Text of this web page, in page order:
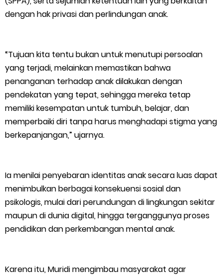
dengan hak privasi dan perlindungan anak.
“Tujuan kita tentu bukan untuk menutupi persoalan
yang terjadi, melainkan memastikan bahwa
penanganan terhadap anak dilakukan dengan
pendekatan yang tepat, sehingga mereka tetap
memiliki kesempatan untuk tumbuh, belajar, dan
memperbaiki diri tanpa harus menghadapi stigma yang
berkepanjangan,” ujarnya.
Ia menilai penyebaran identitas anak secara luas dapat
menimbulkan berbagai konsekuensi sosial dan
psikologis, mulai dari perundungan di lingkungan sekitar
maupun di dunia digital, hingga terganggunya proses
pendidikan dan perkembangan mental anak.
Karena itu, Muridi mengimbau masyarakat agar